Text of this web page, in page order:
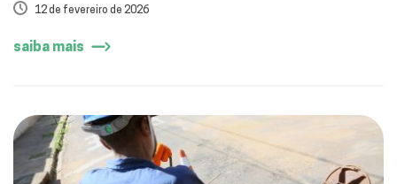
12 de fevereiro de 2026
saiba mais